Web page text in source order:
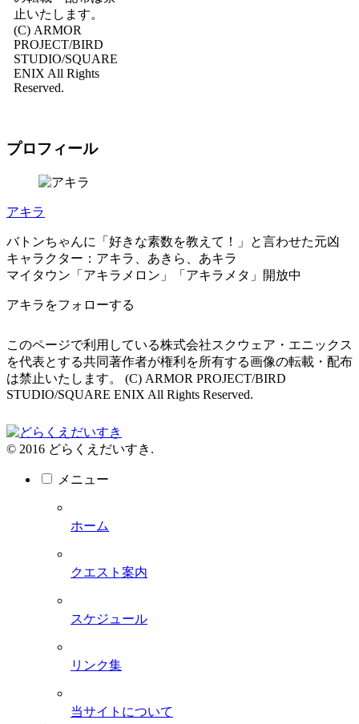
止いたします。
(C) ARMOR
PROJECT/BIRD
STUDIO/SQUARE
ENIX All Rights
Reserved.
プロフィール
アキラ
バトンちゃんに「好きな素数を教えて！」と言わせた元凶
キャラクター：アキラ、あきら、あキラ
マイタウン「アキラメロン」「アキラメタ」開放中
アキラをフォローする
このページで利用している株式会社スクウェア・エニックス
を代表とする共同著作者が権利を所有する画像の転載・配布
は禁止いたします。 (C) ARMOR PROJECT/BIRD
STUDIO/SQUARE ENIX All Rights Reserved.
© 2016 どらくえだいすき.
メニュー
ホーム
クエスト案内
スケジュール
リンク集
当サイトについて